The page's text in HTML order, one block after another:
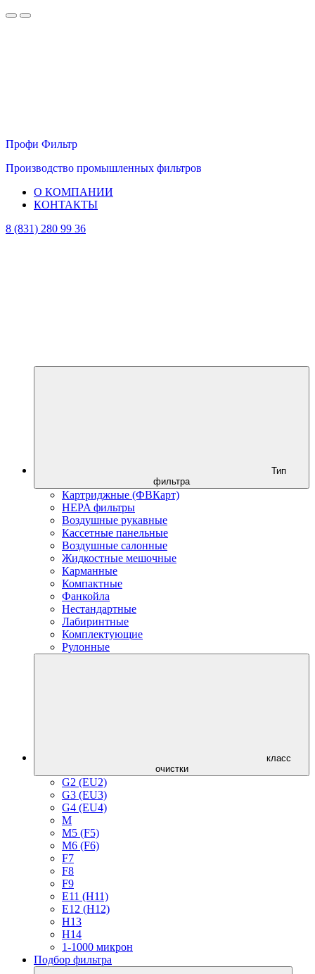
Профи Фильтр
Производство промышленных фильтров
О КОМПАНИИ
КОНТАКТЫ
8 (831) 280 99 36
фильтра
Картриджные (ФВКарт)
HEPA фильтры
Воздушные рукавные
Кассетные панельные
Воздушные салонные
Жидкостные мешочные
Карманные
Компактные
Фанкойла
Нестандартные
Лабиринтные
Комплектующие
Рулонные
очистки
G2 (EU2)
G3 (EU3)
G4 (EU4)
M
M5 (F5)
M6 (F6)
F7
F8
F9
E11 (H11)
E12 (H12)
H13
H14
1-1000 микрон
Подбор фильтра